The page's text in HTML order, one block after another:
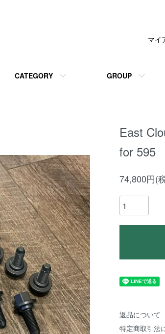
CATEGORY GROUP
マイ
East
for 595
74,800円(
返品について
特定商取引法